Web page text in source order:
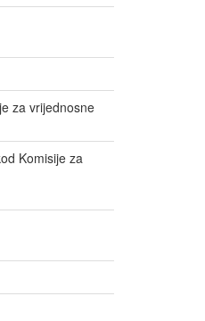
za vrijednosne
Komisije za